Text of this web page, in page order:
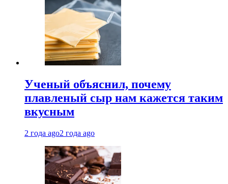
Ученый объяснил, почему
плавленый сыр нам кажется таким
вкусным
2 года ago2 года ago